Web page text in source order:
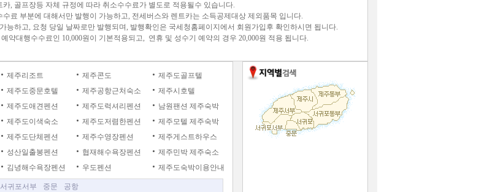
, 골프장등 자체 규정에 따라 취소수수료가 별도로 적용될수 있습니다.
료 부분에 대해서만 발행이 가능하고, 전세버스와 렌트카는 소득공제대상 제외품목 입니다.
하고, 요청 당일 날짜로만 발행되며, 발행확인은 국세청홈페이지에서 회원가입후 확인하시면 됩니다.
대행수수료인 10,000원이 기본적용되고, 연휴 및 성수기 예약의 경우 20,000원 적용 됩니다.
제주리조트 제주콘도
제주도골프텔
제주도중문호텔 제주공항근처숙소
제주시호텔
제주도애견펜션 제주도럭셔리펜션
남원팬션 제주숙박
제주도이색숙소 제주도저렴한펜션
제주모텔 제주숙박
제주도단체펜션 제주수영장펜션
제주게스트하우스
성산일출봉펜션 협재해수욕장펜션
제주민박 제주숙소
김녕해수욕장펜션 우도펜션 제주도숙박이용안내
서귀포서부 중문 공항